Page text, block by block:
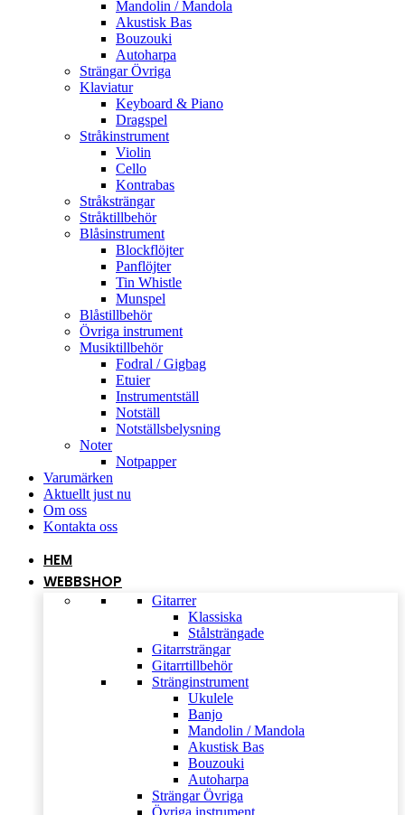
Mandolin / Mandola
Akustisk Bas
Bouzouki
Autoharpa
Strängar Övriga
Klaviatur
Keyboard & Piano
Dragspel
Stråkinstrument
Violin
Cello
Kontrabas
Stråksträngar
Stråktillbehör
Blåsinstrument
Blockflöjter
Panflöjter
Tin Whistle
Munspel
Blåstillbehör
Övriga instrument
Musiktillbehör
Fodral / Gigbag
Etuier
Instrumentställ
Notställ
Notställsbelysning
Noter
Notpapper
Varumärken
Aktuellt just nu
Om oss
Kontakta oss
HEM
WEBBSHOP
Gitarrer
Klassiska
Stålsträngade
Gitarrsträngar
Gitarrtillbehör
Stränginstrument
Ukulele
Banjo
Mandolin / Mandola
Akustisk Bas
Bouzouki
Autoharpa
Strängar Övriga
Övriga instrument